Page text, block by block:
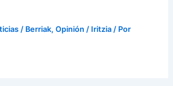
/ Berriak,Opinión / Iritzia / Por